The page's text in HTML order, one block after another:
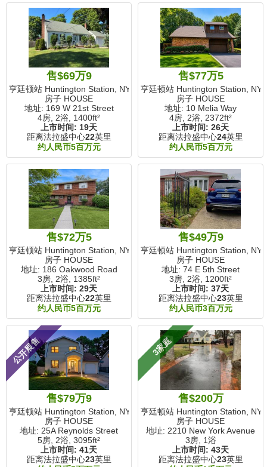
售$69万9
亨廷顿站 Huntington Station, NY
房子 HOUSE
地址: 169 W 21st Street
4房, 2浴, 1400ft²
上市时间: 19天
距离法拉盛中心22英里
约人民币5百万元
售$77万5
亨廷顿站 Huntington Station, NY
房子 HOUSE
地址: 10 Melia Way
4房, 2浴, 2372ft²
上市时间: 26天
距离法拉盛中心24英里
约人民币5百万元
售$72万5
亨廷顿站 Huntington Station, NY
房子 HOUSE
地址: 186 Oakwood Road
3房, 2浴, 1385ft²
上市时间: 29天
距离法拉盛中心22英里
约人民币5百万元
售$49万9
亨廷顿站 Huntington Station, NY
房子 HOUSE
地址: 74 E 5th Street
3房, 2浴, 1200ft²
上市时间: 37天
距离法拉盛中心23英里
约人民币3百万元
公开展售
售$79万9
亨廷顿站 Huntington Station, NY
房子 HOUSE
地址: 25A Reynolds Street
5房, 2浴, 3095ft²
上市时间: 41天
距离法拉盛中心23英里
3家庭
售$200万
亨廷顿站 Huntington Station, NY
房子 HOUSE
地址: 2210 New York Avenue
3房, 1浴
上市时间: 43天
距离法拉盛中心23英里